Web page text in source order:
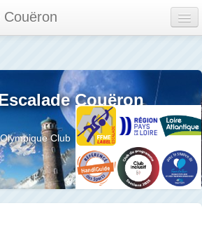
et des compétitions
Couëron
Club